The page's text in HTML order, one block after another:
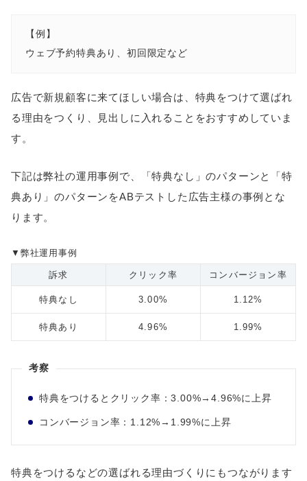
【例】
ウェブ予約特典あり、初回限定など
広告で新規顧客に来てほしい場合は、特典をつけて選ばれ
る理由をつくり、見出しに入れることをおすすめしていま
す。
下記は弊社の運用事例で、「特典なし」のパターンと「特
典あり」のパターンをABテストした広告主様の事例とな
ります。
▼弊社運用事例
訴求 クリック率 コンバージョン率
特典なし 3.00% 1.12%
特典あり 4.96% 1.99%
考察
特典をつけるとクリック率：3.00%→4.96%に上昇
コンバージョン率：1.12%→1.99%に上昇
特典をつけるなどの選ばれる理由づくりにもつながります